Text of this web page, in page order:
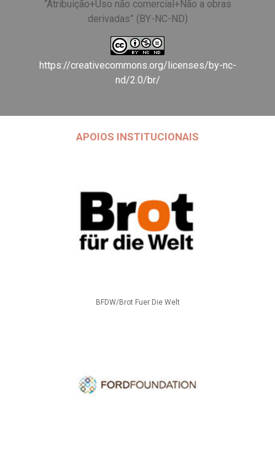
“Atribuição+Uso não comercial+Não a obras
derivadas” (BY-NC-ND)
https://creativecommons.org/licenses/by-nc-
nd/2.0/br/
APOIOS INSTITUCIONAIS
BFDW/Brot Fuer Die Welt